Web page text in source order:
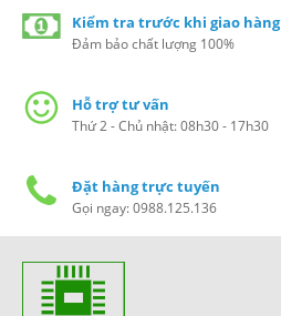
Kiểm tra trước khi giao hàng
Đảm bảo chất lượng 100%
Hỗ trợ tư vấn
Thứ 2 - Chủ nhật: 08h30 - 17h30
Đặt hàng trực tuyến
Gọi ngay: 0988.125.136